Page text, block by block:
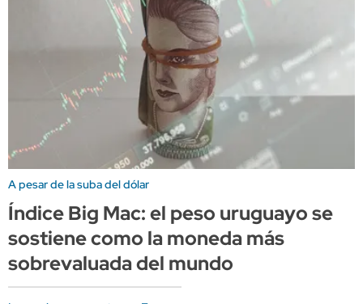
A pesar de la suba del dólar
Índice Big Mac: el peso uruguayo se
sostiene como la moneda más
sobrevaluada del mundo